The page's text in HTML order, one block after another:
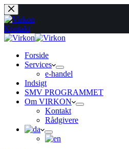
Fortsæt
til
indhold
Kontakt
Forside
Services
e-handel
Indsigt
SMV PROGRAMMET
Om VIRKON
Kontakt
Rådgivere